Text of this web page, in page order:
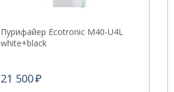
Пурифайер Ecotronic M40-U4L
white+black
21 500